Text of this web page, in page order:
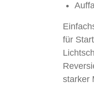
für
starker